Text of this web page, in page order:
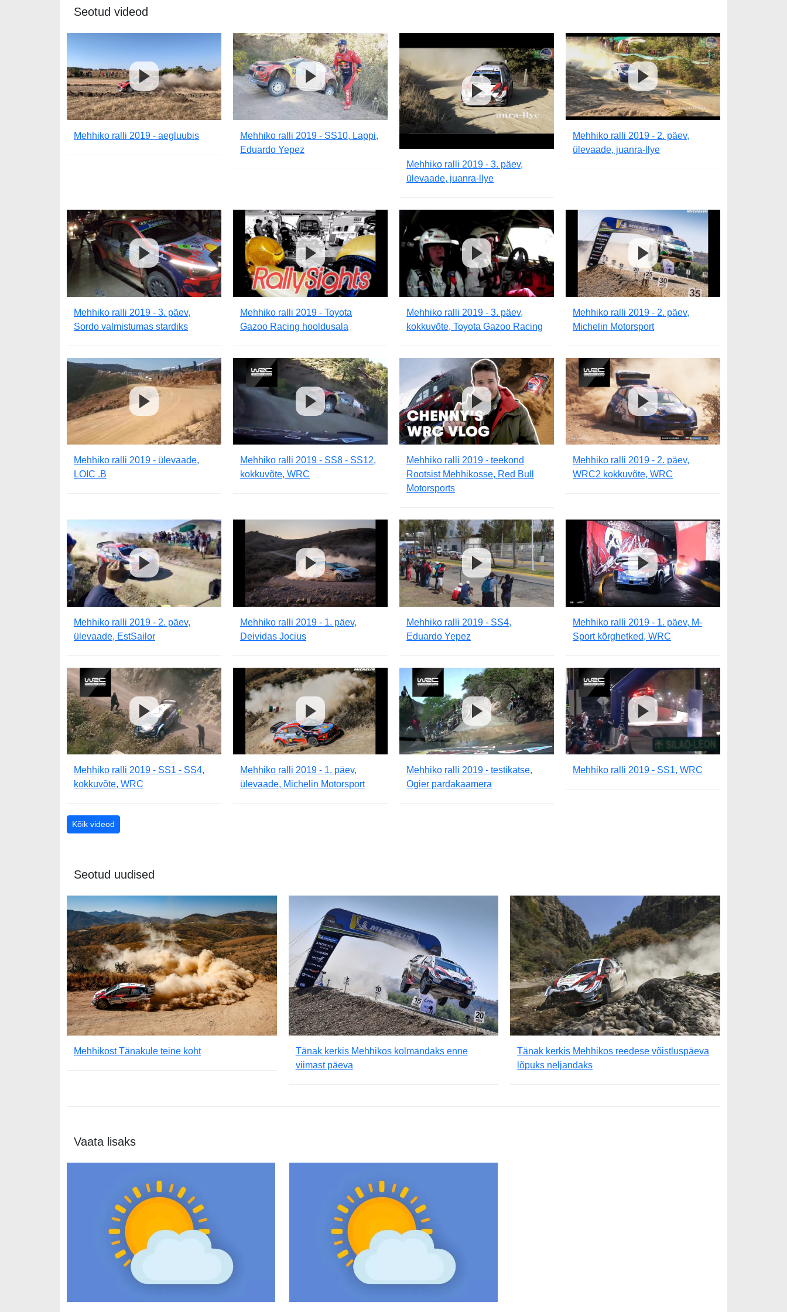
Seotud videod
Mehhiko ralli 2019 - aegluubis
Mehhiko ralli 2019 - SS10, Lappi,
Eduardo Yepez
Mehhiko ralli 2019 - 3. päev,
ülevaade, juanra-llye
Mehhiko ralli 2019 - 2. päev,
ülevaade, juanra-llye
Mehhiko ralli 2019 - 3. päev,
Sordo valmistumas stardiks
Mehhiko ralli 2019 - Toyota
Gazoo Racing hooldusala
Mehhiko ralli 2019 - 3. päev,
kokkuvõte, Toyota Gazoo Racing
Mehhiko ralli 2019 - 2. päev,
Michelin Motorsport
Mehhiko ralli 2019 - ülevaade,
LOIC .B
Mehhiko ralli 2019 - SS8 - SS12,
kokkuvõte, WRC
Mehhiko ralli 2019 - teekond
Rootsist Mehhikosse, Red Bull
Motorsports
Mehhiko ralli 2019 - 2. päev,
WRC2 kokkuvõte, WRC
Mehhiko ralli 2019 - 2. päev,
ülevaade, EstSailor
Mehhiko ralli 2019 - 1. päev,
Deividas Jocius
Mehhiko ralli 2019 - SS4,
Eduardo Yepez
Mehhiko ralli 2019 - 1. päev, M-
Sport kõrghetked, WRC
Mehhiko ralli 2019 - SS1 - SS4,
kokkuvõte, WRC
Mehhiko ralli 2019 - 1. päev,
ülevaade, Michelin Motorsport
Mehhiko ralli 2019 - testikatse,
Ogier pardakaamera
Mehhiko ralli 2019 - SS1, WRC
Kõik videod
Seotud uudised
Mehhikost Tänakule teine koht
Tänak kerkis Mehhikos kolmandaks enne
viimast päeva
Tänak kerkis Mehhikos reedese võistluspäeva
lõpuks neljandaks
Vaata lisaks